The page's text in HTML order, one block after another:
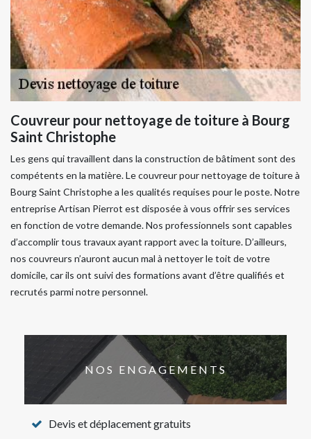
Couvreur pour nettoyage de toiture à Bourg
Saint Christophe
Les gens qui travaillent dans la construction de bâtiment sont des
compétents en la matière. Le couvreur pour nettoyage de toiture à
Bourg Saint Christophe a les qualités requises pour le poste. Notre
entreprise Artisan Pierrot est disposée à vous offrir ses services
en fonction de votre demande. Nos professionnels sont capables
d’accomplir tous travaux ayant rapport avec la toiture. D’ailleurs,
nos couvreurs n’auront aucun mal à nettoyer le toit de votre
domicile, car ils ont suivi des formations avant d’être qualifiés et
recrutés parmi notre personnel.
NOS ENGAGEMENTS
Devis et déplacement gratuits